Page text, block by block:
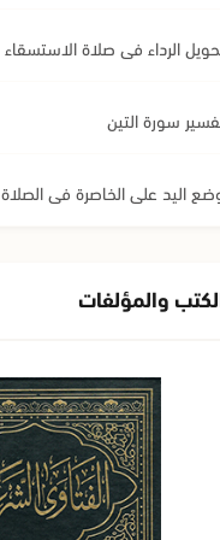
الرداء في صلاة الاستسقاء
سورة التين
اليد على الخاصرة في الصلاة
والمؤلفات